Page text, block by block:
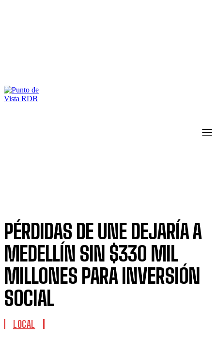
PÉRDIDAS DE UNE DEJARÍA A
MEDELLÍN SIN $330 MIL
MILLONES PARA INVERSIÓN
SOCIAL
LOCAL